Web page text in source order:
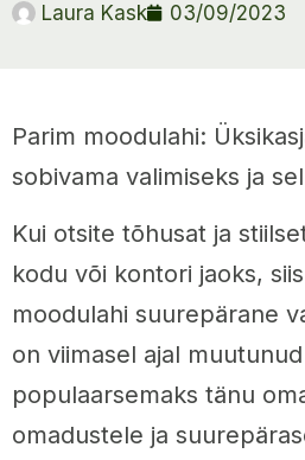
Laura Kask 03/09/2023
Parim moodulahi:
sobivama valimiseks ja
Kui otsite tõhusat ja
kodu või kontori jaoks,
moodulahi suurepärane
on viimasel ajal
populaarsemaks tänu
omadustele ja